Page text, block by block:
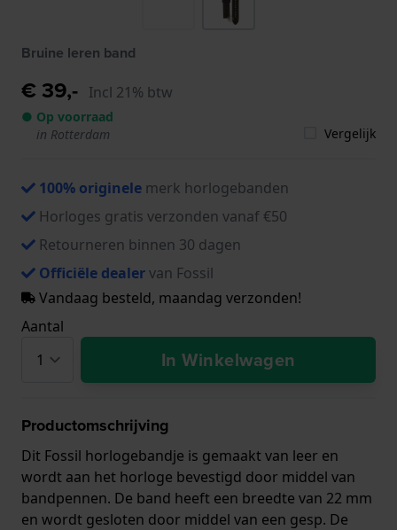
Bruine leren band
€ 39,- Incl 21% btw
● Op voorraad
in Rotterdam
Vergelijk
100% originele merk horlogebanden
Horloges gratis verzonden vanaf €50
Retourneren binnen 30 dagen
Officiële dealervan Fossil
Vandaag besteld, maandag verzonden!
Aantal
In Winkelwagen
Productomschrijving
Dit Fossil horlogebandje is gemaakt van leer en
wordt aan het horloge bevestigd door middel van
bandpennen. De band heeft een breedte van 22 mm
en wordt gesloten door middel van een gesp. De